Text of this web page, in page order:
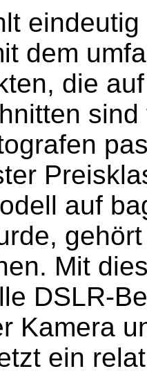
dem
die
auf
Mit
DSLR-
Kamera
ein